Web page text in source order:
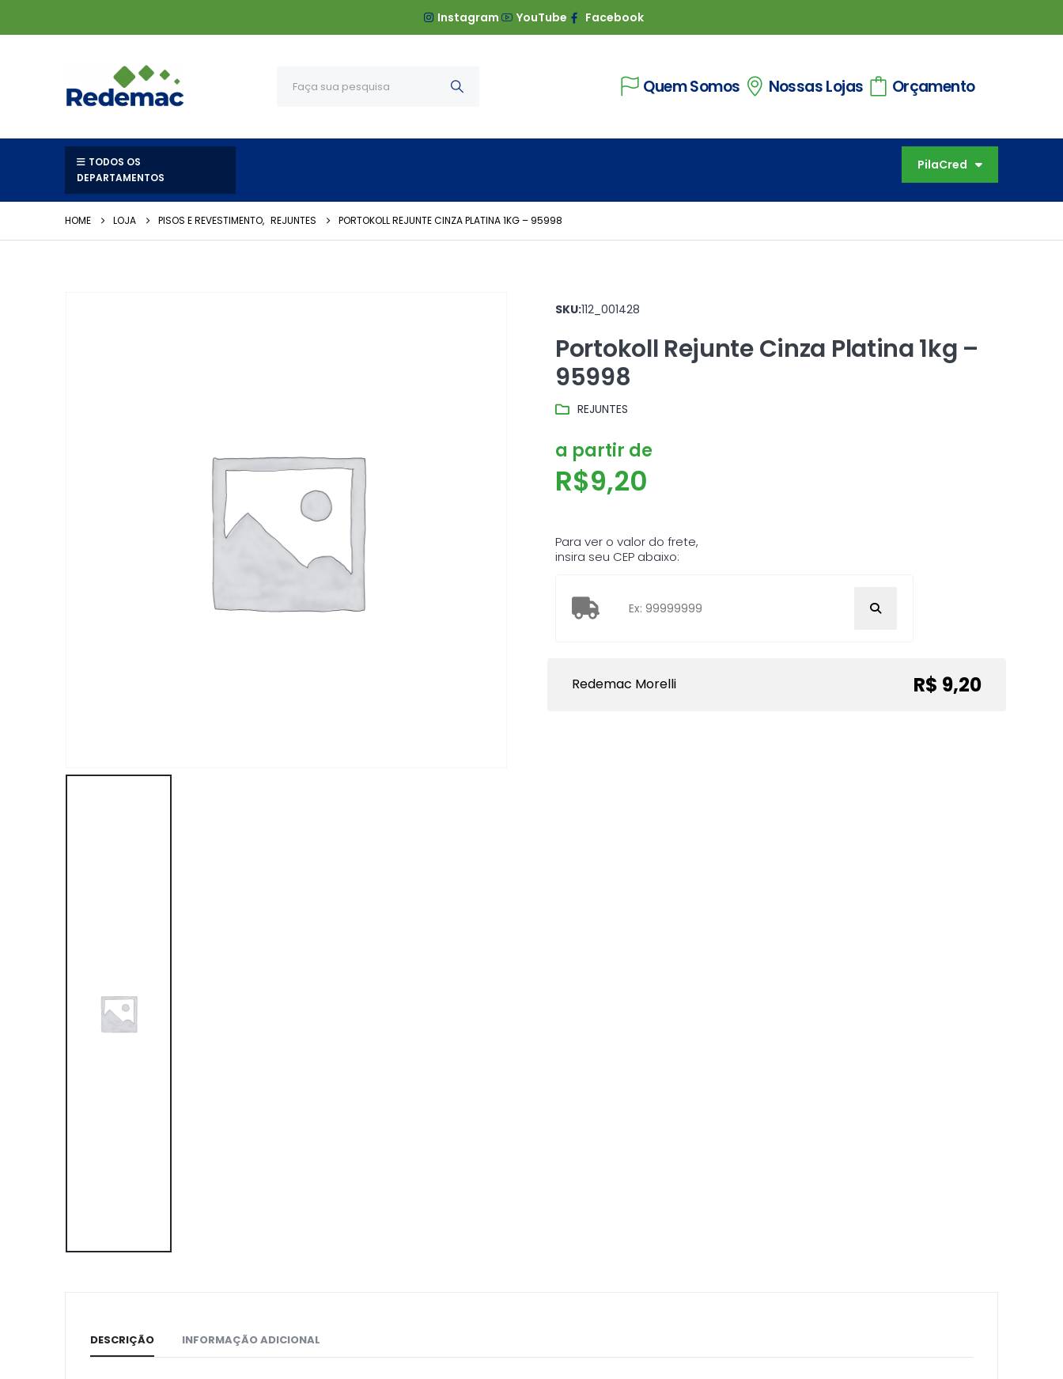
Instagram YouTube Facebook
Quem Somos Nossas Lojas Orçamento
TODOS OS
DEPARTAMENTOS
PilaCred
HOME LOJA PISOS E REVESTIMENTO, REJUNTES PORTOKOLL REJUNTE CINZA PLATINA 1KG – 95998
SKU:112_001428
Portokoll Rejunte Cinza Platina 1kg –
95998
REJUNTES
a partir de
R$9,20
Para ver o valor do frete,
insira seu CEP abaixo:
Redemac Morelli R$ 9,20
DESCRIÇÃO INFORMAÇÃO ADICIONAL